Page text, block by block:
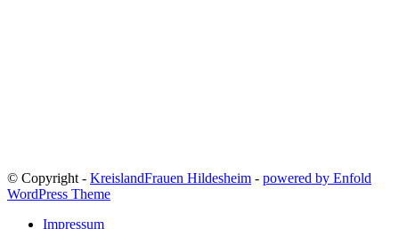
© Copyright - KreislandFrauen Hildesheim - powered by Enfold
WordPress Theme
Impressum